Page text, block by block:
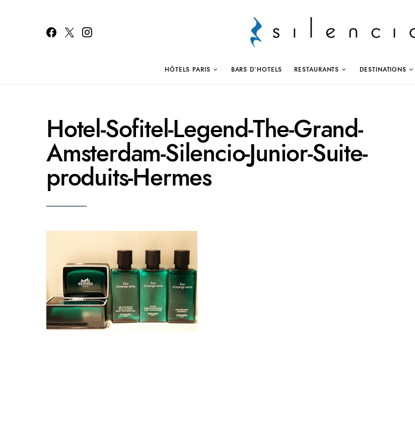
HÔTELS PARIS BARS D’HOTELS RESTAURANTS DESTINATIONS
Hotel-Sofitel-Legend-The-Grand-
Amsterdam-Silencio-Junior-Suite-
produits-Hermes